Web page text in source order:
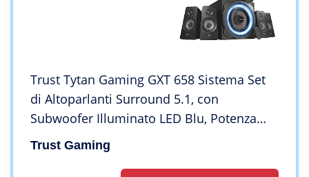
Trust Tytan Gaming GXT 658 Sistema Set
di Altoparlanti Surround 5.1, con
Subwoofer Illuminato LED Blu, Potenza
Totale di 180 Watt, Nero
Trust Gaming